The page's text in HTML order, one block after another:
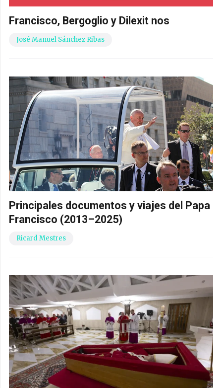
Francisco, Bergoglio y Dilexit nos
José Manuel Sánchez Ribas
Principales documentos y viajes del Papa
Francisco (2013–2025)
Ricard Mestres